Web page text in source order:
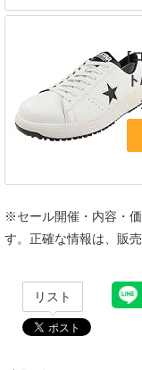
[
※セール開催・内容・
す。正確な情報は、販
リスト